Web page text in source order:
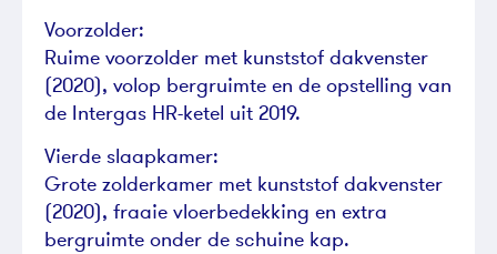
Voorzolder:
Ruime voorzolder met kunststof dakvenster
(2020), volop bergruimte en de opstelling van
de Intergas HR-ketel uit 2019.
Vierde slaapkamer:
Grote zolderkamer met kunststof dakvenster
(2020), fraaie vloerbedekking en extra
bergruimte onder de schuine kap.